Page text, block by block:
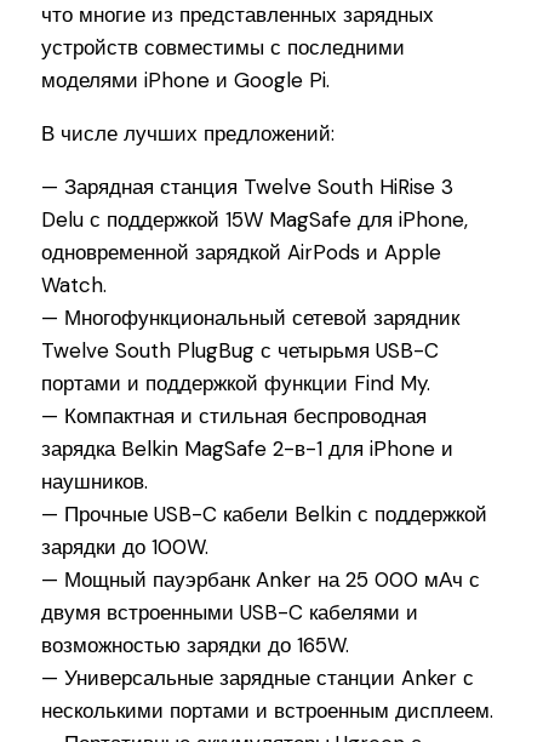
что многие из представленных зарядных
устройств совместимы с последними
моделями iPhone и Google Pi.
В числе лучших предложений:
— Зарядная станция Twelve South HiRise 3
Delu с поддержкой 15W MagSafe для iPhone,
одновременной зарядкой AirPods и Apple
Watch.
— Многофункциональный сетевой зарядник
Twelve South PlugBug с четырьмя USB-C
портами и поддержкой функции Find My.
— Компактная и стильная беспроводная
зарядка Belkin MagSafe 2-в-1 для iPhone и
наушников.
— Прочные USB-C кабели Belkin с поддержкой
зарядки до 100W.
— Мощный пауэрбанк Anker на 25 000 мАч с
двумя встроенными USB-C кабелями и
возможностью зарядки до 165W.
— Универсальные зарядные станции Anker с
несколькими портами и встроенным дисплеем.